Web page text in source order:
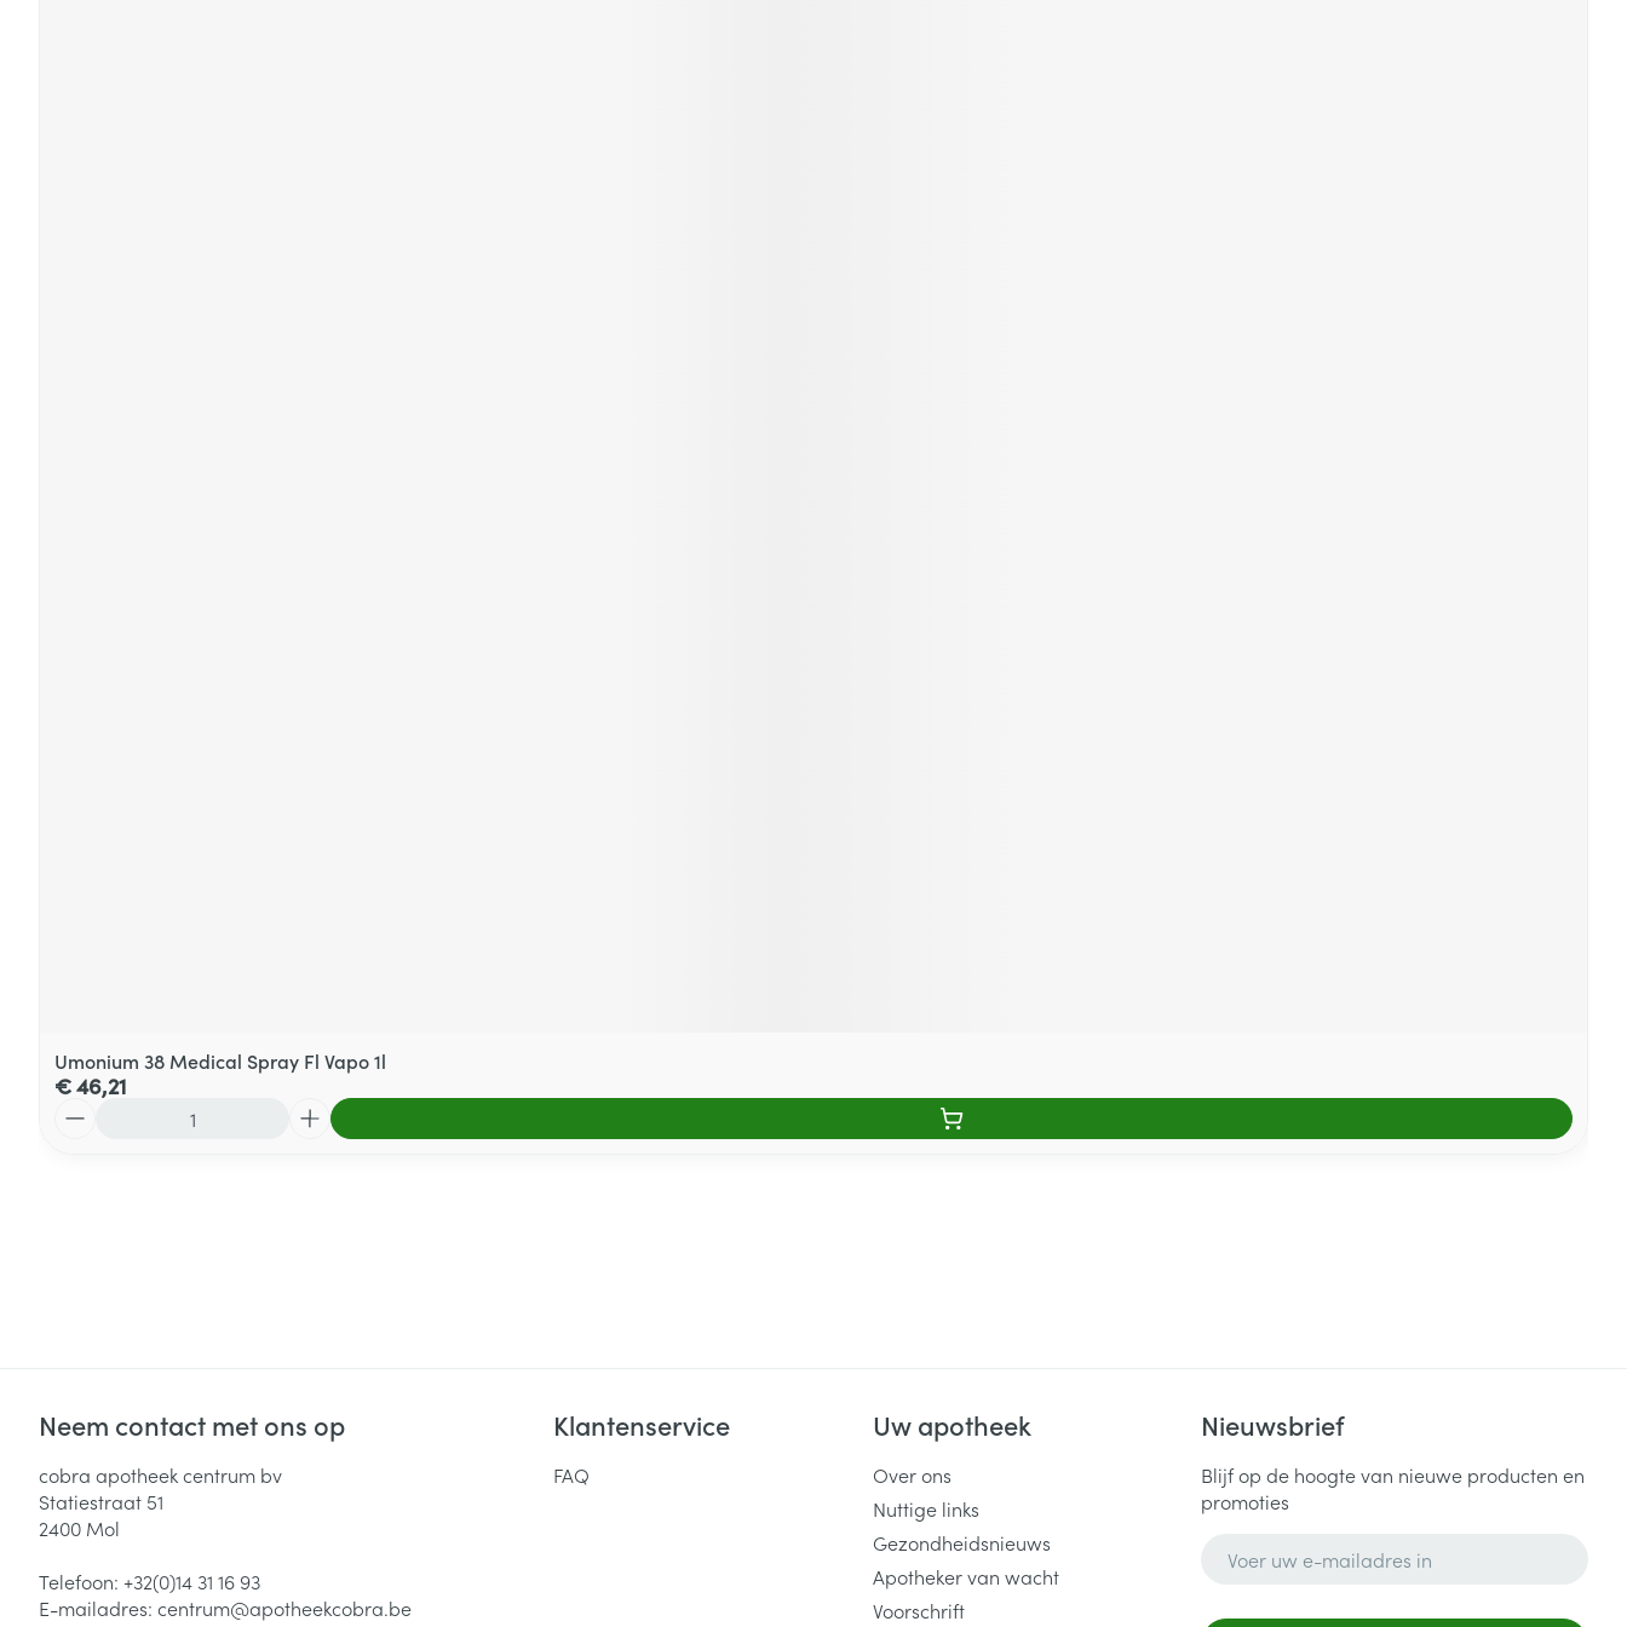
Umonium 38 Medical Spray Fl Vapo 1l
€ 46,21
Neem contact met ons op
cobra apotheek centrum bv
Statiestraat 51
2400 Mol
Telefoon: +32(0)14 31 16 93
E-mailadres: centrum@apotheekcobra.be
Klantenservice
FAQ
Uw apotheek
Over ons
Nuttige links
Gezondheidsnieuws
Apotheker van wacht
Voorschrift
Nieuwsbrief
Blijf op de hoogte van nieuwe producten en
promoties